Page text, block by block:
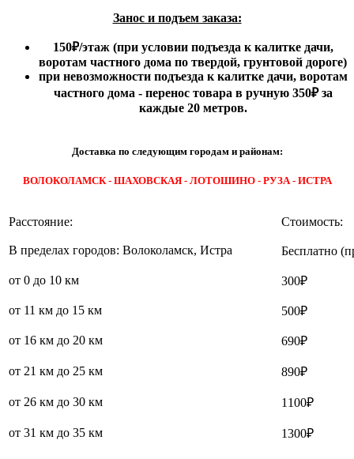
Занос и подъем заказа:
150₽/этаж(при условии подъезда к калитке дачи,
воротам частного дома по твердой, грунтовой дороге)
при невозможности подъезда к калитке дачи, воротам
частного дома - перенос товара в ручную 350₽ за
каждые 20 метров.
Доставка по следующим городам и районам:
ВОЛОКОЛАМСК - ШАХОВСКАЯ - ЛОТОШИНО - РУЗА - ИСТРА
Расстояние: Стоимость:
В пределах городов: Волоколамск, Истра Бесплатно
от 0 до 10 км 300₽
от 11 км до 15 км 500₽
от 16 км до 20 км 690₽
от 21 км до 25 км 890₽
от 26 км до 30 км 1100₽
от 31 км до 35 км 1300₽